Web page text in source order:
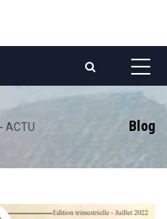
Blog
ACTU